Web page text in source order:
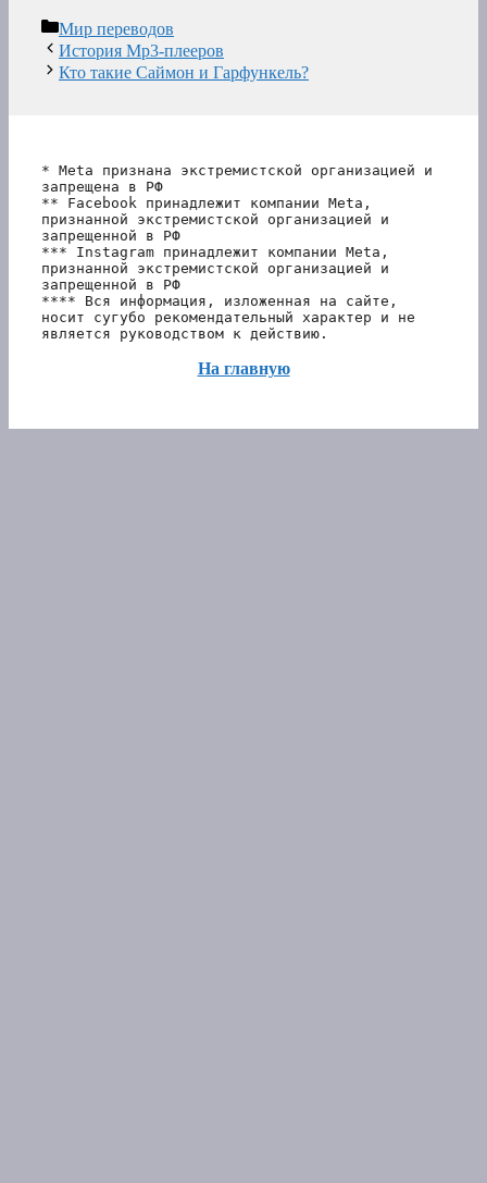
Рубрики
Мир переводов
История Mp3-плееров
Кто такие Саймон и Гарфункель?
* Meta признана экстремистской организацией и
запрещена в РФ
** Facebook принадлежит компании Meta,
признанной экстремистской организацией и
запрещенной в РФ
*** Instagram принадлежит компании Meta,
признанной экстремистской организацией и
запрещенной в РФ
**** Вся информация, изложенная на сайте,
носит сугубо рекомендательный характер и не
является руководством к действию.
На главную